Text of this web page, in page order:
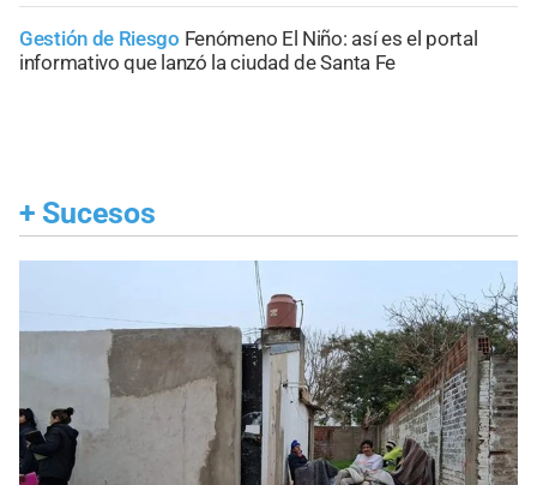
Gestión de Riesgo Fenómeno El Niño: así es el portal
informativo que lanzó la ciudad de Santa Fe
+ Sucesos